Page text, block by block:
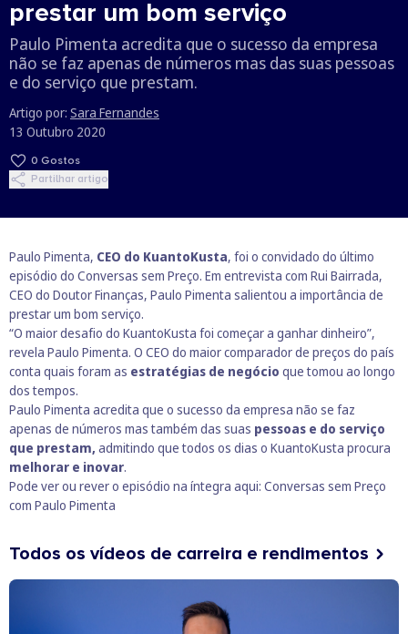
prestar um bom serviço
Paulo Pimenta acredita que o sucesso da empresa
não se faz apenas de números mas das suas pessoas
e do serviço que prestam.
Artigo por: Sara Fernandes
13 Outubro 2020
0 Gostos
Partilhar artigo
Paulo Pimenta, CEO do KuantoKusta, foi o convidado do último
episódio do Conversas sem Preço. Em entrevista com Rui Bairrada,
CEO do Doutor Finanças, Paulo Pimenta salientou a importância de
prestar um bom serviço.
“O maior desafio do KuantoKusta foi começar a ganhar dinheiro”,
revela Paulo Pimenta. O CEO do maior comparador de preços do país
conta quais foram as estratégias de negócio que tomou ao longo
dos tempos.
Paulo Pimenta acredita que o sucesso da empresa não se faz
apenas de números mas também das suas pessoas e do serviço
que prestam, admitindo que todos os dias o KuantoKusta procura
melhorar e inovar.
Pode ver ou rever o episódio na íntegra aqui: Conversas sem Preço
com Paulo Pimenta
Todos os vídeos de carreira e rendimentos